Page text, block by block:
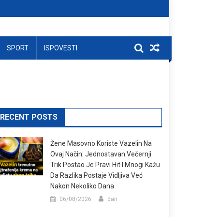
SPORT ISPOVESTI
RECENT POSTS
Žene Masovno Koriste Vazelin Na
Ovaj Način: Jednostavan Večernji
Trik Postao Je Pravi Hit I Mnogi Kažu
Da Razlika Postaje Vidljiva Već
Nakon Nekoliko Dana
06/08/2026 dan